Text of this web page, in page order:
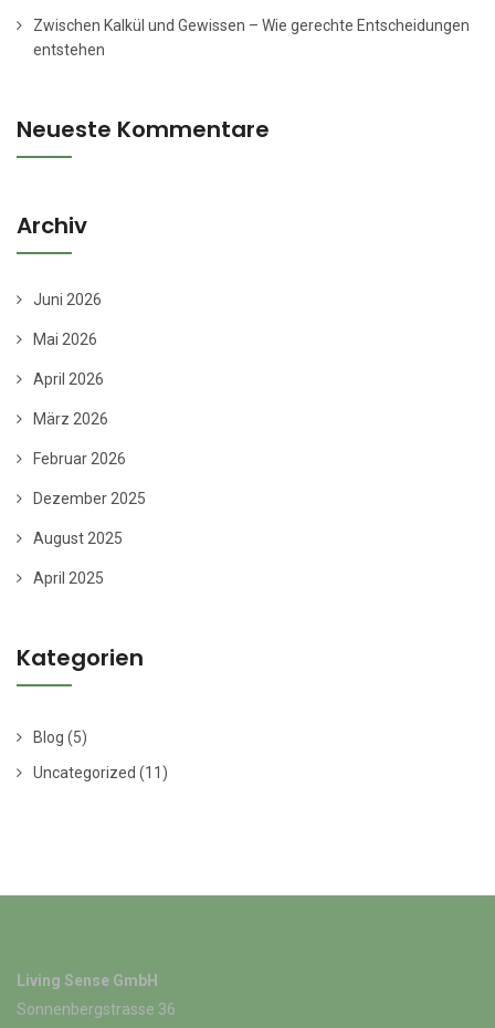
Zwischen Kalkül und Gewissen – Wie gerechte Entscheidungen
entstehen
Neueste Kommentare
Archiv
Juni 2026
Mai 2026
April 2026
März 2026
Februar 2026
Dezember 2025
August 2025
April 2025
Kategorien
Blog (5)
Uncategorized (11)
Living Sense GmbH
Sonnenbergstrasse 36